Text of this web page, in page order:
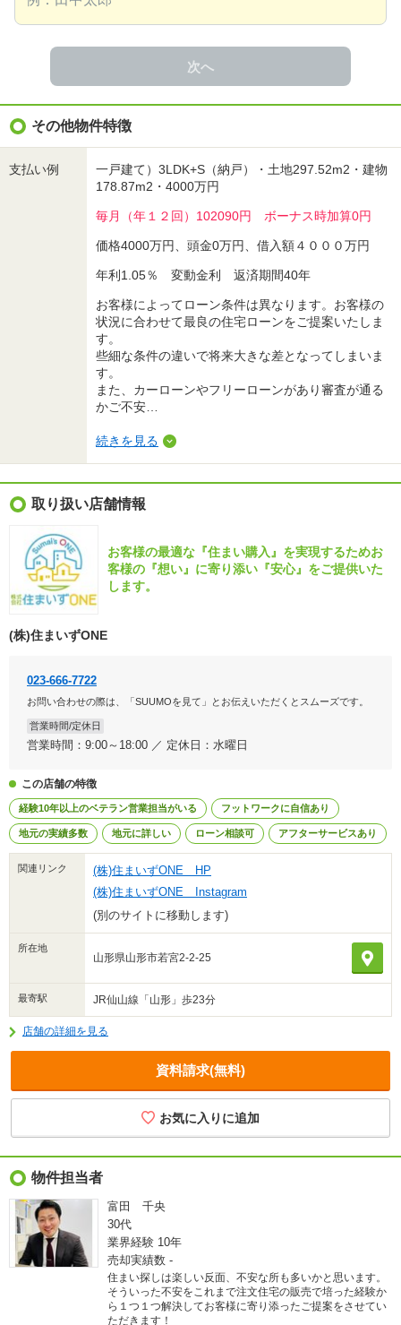
次へ
その他物件特徴
支払い例
一戸建て）3LDK+S（納戸）・土地297.52m2・建物
178.87m2・4000万円
毎月（年１２回）102090円 ボーナス時加算0円
価格4000万円、頭金0万円、借入額４０００万円
年利1.05％ 変動金利 返済期間40年
お客様によってローン条件は異なります。お客様の
状況に合わせて最良の住宅ローンをご提案いたしま
す。
些細な条件の違いで将来大きな差となってしまいま
す。
また、カーローンやフリーローンがあり審査が通る
かご不安…
続きを見る
取り扱い店舗情報
お客様の最適な『住まい購入』を実現するためお
客様の『想い』に寄り添い『安心』をご提供いた
します。
(株)住まいずONE
023-666-7722
お問い合わせの際は、「SUUMOを見て」とお伝えいただくとスムーズです。
営業時間/定休日
営業時間：9:00～18:00 ／ 定休日：水曜日
この店舗の特徴
経験10年以上のベテラン営業担当がいる フットワークに自信あり
地元の実績多数 地元に詳しい ローン相談可 アフターサービスあり
関連リンク
(株)住まいずONE HP
(株)住まいずONE Instagram
(別のサイトに移動します)
所在地
山形県山形市若宮2-2-25
最寄駅 JR仙山線「山形」歩23分
店舗の詳細を見る
資料請求(無料)
物件担当者
富田 千央
30代
業界経験 10年
売却実績数 -
住まい探しは楽しい反面、不安な所も多いかと思います。
そういった不安をこれまで注文住宅の販売で培った経験か
ら１つ１つ解決してお客様に寄り添ったご提案をさせてい
ただきます！